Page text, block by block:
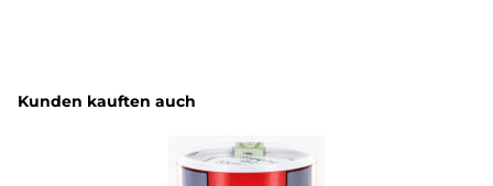
Produktgalerie überspringen
Kunden kauften auch